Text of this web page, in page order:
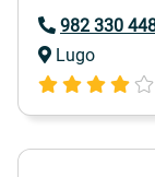
982 330
Lugo